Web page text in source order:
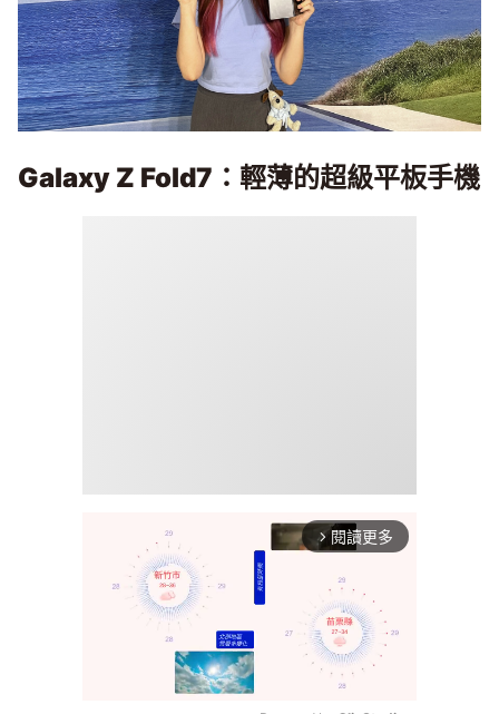
Galaxy Z Fold7 ：輕薄的超級平板手機
arrow_forward_ios 閱讀更多